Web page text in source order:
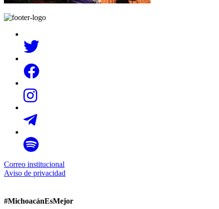
Correo institucional
Aviso de privacidad
#MichoacánEsMejor